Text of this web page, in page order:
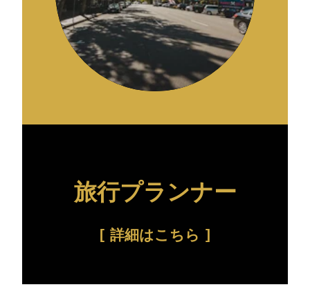
旅行プランナー
詳細はこちら